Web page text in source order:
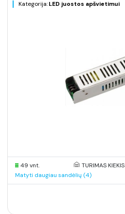
Kategorija:LED juostos apšvietimui
49 vnt.
TURIMAS KIEKIS
Matyti daugiau sandėlių (4)